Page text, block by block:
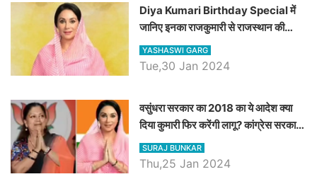
Diya Kumari Birthday Special में
जानिए इनका राजकुमारी से राजस्थान की
डिप्टी सीएम बनने तक का सफर, एक क्लिक में
जाने पूरा जीवन परिचय
YASHASWI GARG
Tue,30 Jan 2024
वसुंधरा सरकार का 2018 का ये आदेश क्या
दिया कुमारी फिर करेंगी लागू? कांग्रेस सरकार
ने किया था निरस्त
SURAJ BUNKAR
Thu,25 Jan 2024